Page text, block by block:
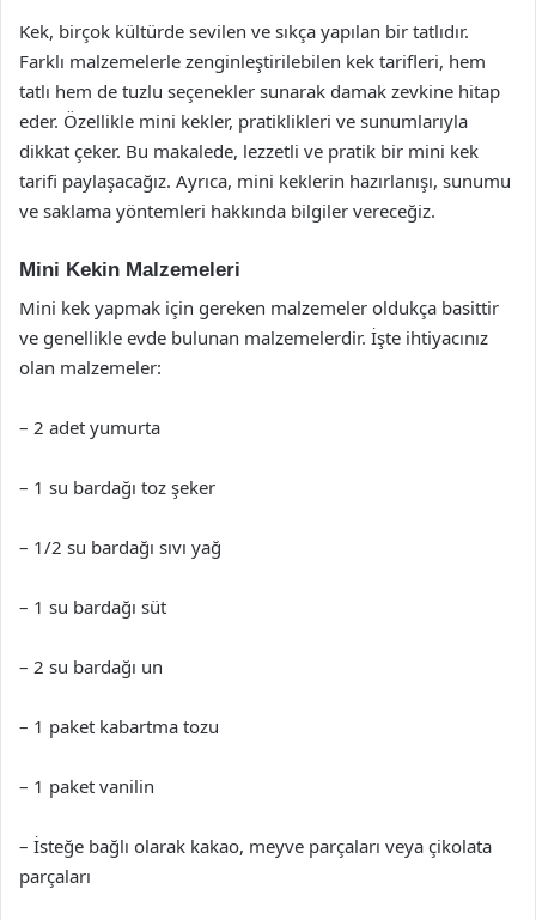
Kek, birçok kültürde sevilen ve sıkça yapılan bir tatlıdır.
Farklı malzemelerle zenginleştirilebilen kek tarifleri, hem
tatlı hem de tuzlu seçenekler sunarak damak zevkine hitap
eder. Özellikle mini kekler, pratiklikleri ve sunumlarıyla
dikkat çeker. Bu makalede, lezzetli ve pratik bir mini kek
tarifi paylaşacağız. Ayrıca, mini keklerin hazırlanışı, sunumu
ve saklama yöntemleri hakkında bilgiler vereceğiz.
Mini Kekin Malzemeleri
Mini kek yapmak için gereken malzemeler oldukça basittir
ve genellikle evde bulunan malzemelerdir. İşte ihtiyacınız
olan malzemeler:
– 2 adet yumurta
– 1 su bardağı toz şeker
– 1/2 su bardağı sıvı yağ
– 1 su bardağı süt
– 2 su bardağı un
– 1 paket kabartma tozu
– 1 paket vanilin
– İsteğe bağlı olarak kakao, meyve parçaları veya çikolata
parçaları